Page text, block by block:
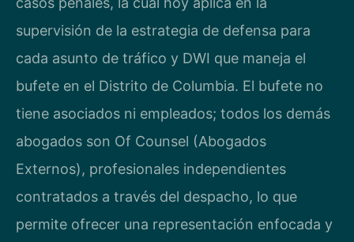
supervisión de la estrategia de defensa para
cada asunto de tráfico y DWI que maneja el
bufete en el Distrito de Columbia. El bufete no
tiene asociados ni empleados; todos los demás
abogados son Of Counsel (Abogados
Externos), profesionales independientes
contratados a través del despacho, lo que
permite ofrecer una representación enfocada y